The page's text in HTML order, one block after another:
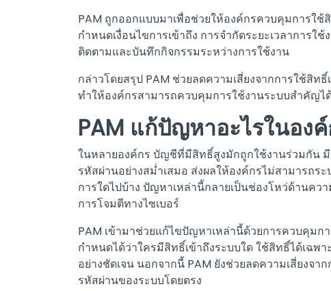
PAM ถูกออกแบบมาเพื่อช่วยให้องค์กรควบคุมการใช้
กำหนดเงื่อนไขการเข้าถึง การจำกัดระยะเวลาการ
ติดตามและบันทึกกิจกรรมระหว่างการใช้งาน
กล่าวโดยสรุป PAM ช่วยลดความเสี่ยงจากการใช้สิท
ทำให้องค์กรสามารถควบคุมการใช้งานระบบสำคัญไ
PAM แก้ปัญหาอะไรในอง
ในหลายองค์กร บัญชีที่มีสิทธิ์สูงมักถูกใช้งานร่วมกัน
รหัสผ่านอย่างสม่ำเสมอ ส่งผลให้องค์กรไม่สามารถร
การใดไปบ้าง ปัญหาเหล่านี้กลายเป็นช่องโหว่ด้านค
การโจมตีทางไซเบอร์
PAM เข้ามาช่วยแก้ไขปัญหาเหล่านี้ด้วยการควบคุมก
กำหนดได้ว่าใครมีสิทธิ์เข้าถึงระบบใด ใช้สิทธิ์ได้เฉพา
อย่างชัดเจน นอกจากนี้ PAM ยังช่วยลดความเสี่ยงจา
รหัสผ่านของระบบโดยตรง